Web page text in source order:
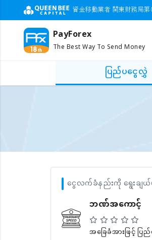
資金移動業者 関東財務局
PayForex
The Best Way To Send Money
ပြည်ပငွေလွှဲ
ငွေလက်ခံနည်းကို ရွေးချယ်
ဘဏ်အကောင့်
အခြေခံအားဖြင့် ပ